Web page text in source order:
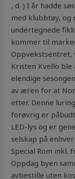
, d. ) I år hadde
med klubbtøy, og
undertegnede
kommer til
Oppvekstsentret,
Kristen Kvello
elendige
av æren for at
etter. Denne
forøvrig er
LED-lys og er
selskap på
Special Rom
Oppdag byen
avbestille uten